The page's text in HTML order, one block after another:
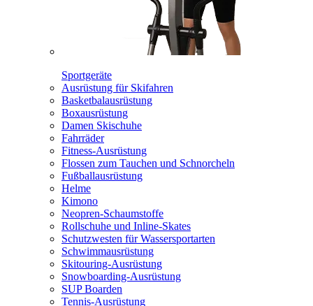
Sportgeräte
Ausrüstung für Skifahren
Basketbalausrüstung
Boxausrüstung
Damen Skischuhe
Fahrräder
Fitness-Ausrüstung
Flossen zum Tauchen und Schnorcheln
Fußballausrüstung
Helme
Kimono
Neopren-Schaumstoffe
Rollschuhe und Inline-Skates
Schutzwesten für Wassersportarten
Schwimmausrüstung
Skitouring-Ausrüstung
Snowboarding-Ausrüstung
SUP Boarden
Tennis-Ausrüstung